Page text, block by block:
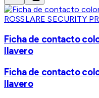
ROSSLARE SECURITY
Ficha de contacto
llavero
Ficha de contacto
llavero